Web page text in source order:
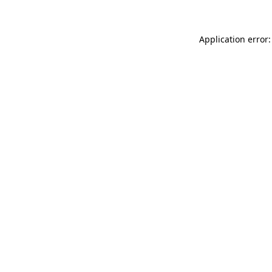
Application